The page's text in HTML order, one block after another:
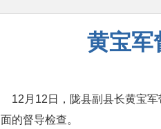
黄宝军
12月12日，陇县副县长黄宝军
面的督导检查。